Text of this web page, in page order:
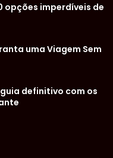
opções imperdíveis de
uma Viagem Sem
definitivo com os